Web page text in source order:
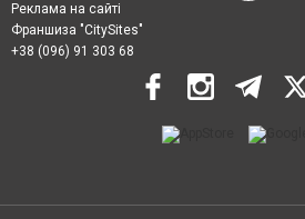
Реклама на сайті
Франшиза "CitySites"
+38 (096) 91 303 68